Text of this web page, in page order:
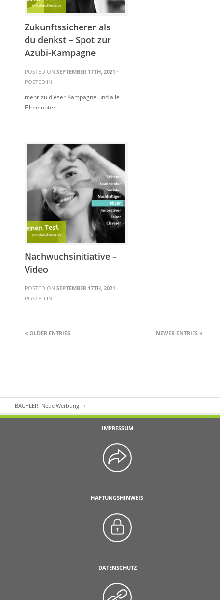
Zukunftssicherer als
du denkst – Spot zur
Azubi-Kampagne
POSTED ONSEPTEMBER 17TH, 2021 ·
POSTED IN
mehr zu dieser Kampagne und alle
Filme unter:
Nachwuchsinitiative –
Video
POSTED ONSEPTEMBER 17TH, 2021 ·
POSTED IN
« OLDER ENTRIES NEWER ENTRIES »
BACHLER. Neue Werbung
IMPRESSUM
HAFTUNGSHINWEIS
DATENSCHUTZ